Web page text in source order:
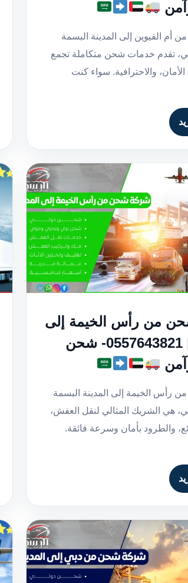
القيوين إلى المدينة البسمة
تقدم خدمات شحن متكاملة تجمع
والاحترافية. سواء كنت
من رأس الخيمة إلى
المدينة | 0557643821- شحن
رأس الخيمة إلى المدينة البسمة
هي الشريك المثالي لنقل العفش،
والطرود بأمان وسرعة فائقة.